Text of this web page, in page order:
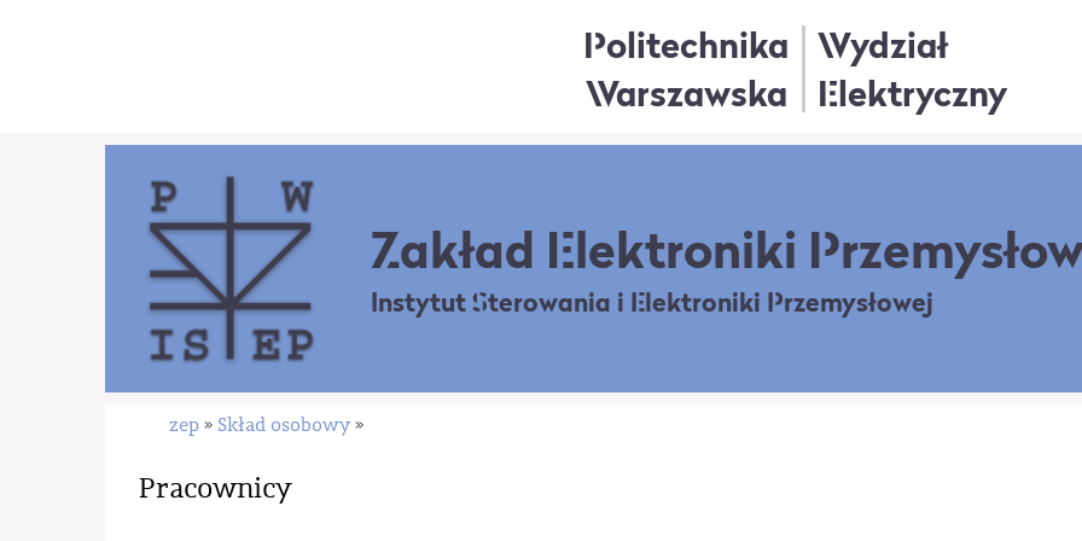
Politechnika
Warszawska
Wydział
Elektryczny
Zakład Elektroniki
Instytut Sterowania i Elektroniki Przemysłowej
zep » Skład osobowy »
Pracownicy